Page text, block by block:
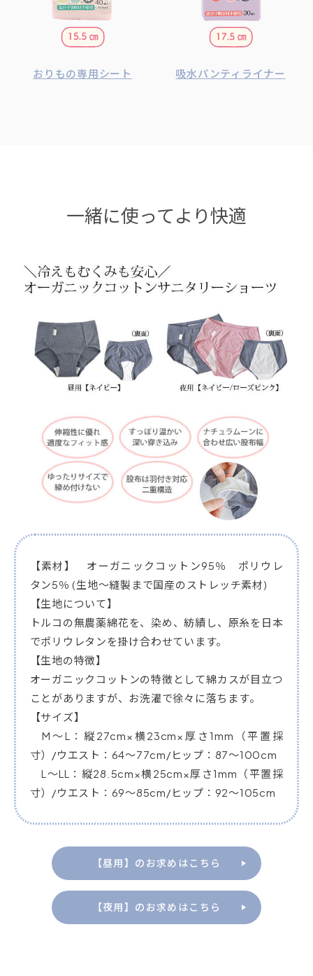
おりもの専用シート 吸水パンティライナー
一緒に使ってより快適
【素材】 オーガニックコットン95％ ポリウレ
タン5％ (生地～縫製まで国産のストレッチ素材)
【生地について】
トルコの無農薬綿花を、染め、紡績し、原糸を日本
でポリウレタンを掛け合わせています。
【生地の特徴】
オーガニックコットンの特徴として綿カスが目立つ
ことがありますが、お洗濯で徐々に落ちます。
【サイズ】
M～L：縦27cm×横23cm×厚さ1mm（平置採
寸）/ウエスト：64～77cm/ヒップ：87～100cm
L～LL：縦28.5cm×横25cm×厚さ1mm（平置採
寸）/ウエスト：69～85cm/ヒップ：92～105cm
【昼用】のお求めはこちら
【夜用】のお求めはこちら